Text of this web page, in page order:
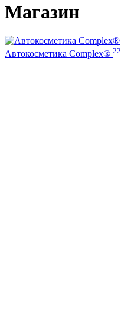
Магазин
Автокосметика Complex® 22